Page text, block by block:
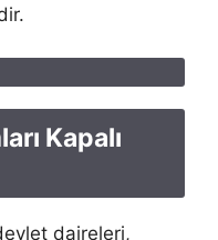
Kapalı
daireleri,